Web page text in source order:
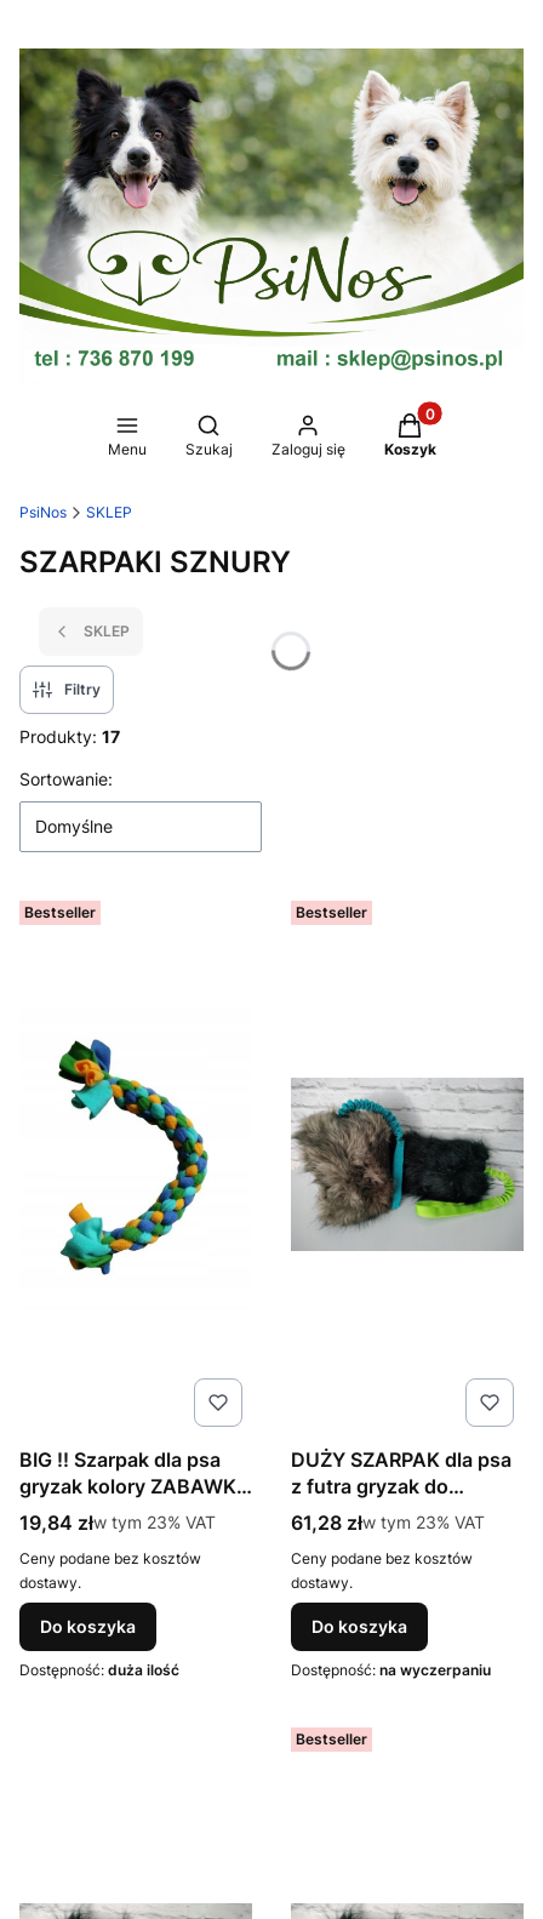
Menu
Otwórz wyszukiwarkę
Szukaj Zaloguj się
Produkty w
Koszyk
PsiNos SKLEP
SZARPAKI SZNURY
SKLEP
Filtry
Produkty: 17
Lista produktów
Sortowanie:
Domyślne
Bestseller
BIG !! Szarpak dla psa
gryzak kolory ZABAWKA
psów
Cena brutto
19,84 złw tym %s VAT
w tym 23% VAT
Ceny podane bez kosztów
dostawy.
Do koszyka
Dostępność: duża ilość
Bestseller
DUŻY SZARPAK dla psa
z futra gryzak do
przeciągania z
amortyzatorem gryzak
Cena brutto
61,28 złw tym %s VAT
w tym 23% VAT
Ceny podane bez kosztów
dostawy.
Do koszyka
Dostępność: na wyczerpaniu
Bestseller